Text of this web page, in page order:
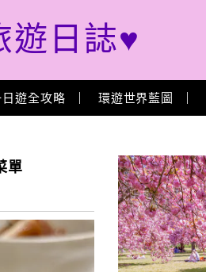
遊日誌♥
遊全攻略 環遊世界藍圖
單
About